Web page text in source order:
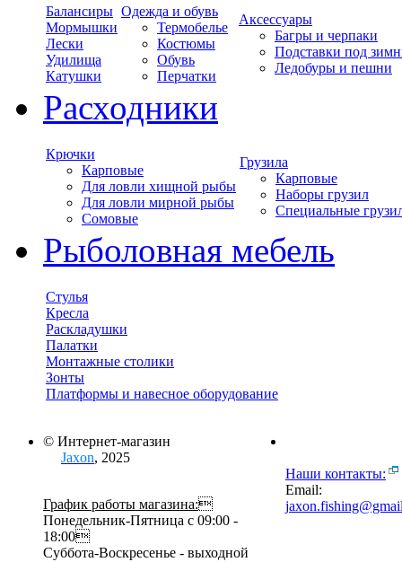
Балансиры
Мормышки
Лески
Удилища
Катушки
Одежда и обувь
Термобелье
Костюмы
Обувь
Перчатки
Аксессуары
Багры и черпаки
Подставки под
Ледобуры и пешни
Расходники
Крючки
Карповые
Для ловли хищной рыбы
Для ловли мирной рыбы
Сомовые
Грузила
Карповые
Наборы грузил
Специальные
Рыболовная мебель
Стулья
Кресла
Раскладушки
Палатки
Монтажные столики
Зонты
Платформы и навесное оборудование
© Интернет-магазин
Jaxon, 2025
График работы магазина:
Понедельник-Пятница с 09:00 -
18:00
Суббота-Воскресенье - выходной
Наши контакты:
Email: